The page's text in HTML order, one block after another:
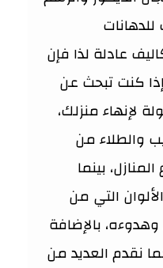
عادلة لذا فإن
كنت تبحث عن
لإنهاء منزلك،
والطلاء من
بينما
التي من
بالإضافة
نقدم العديد من